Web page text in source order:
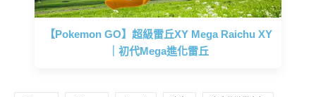
【Pokemon GO】超級雷丘XY Mega Raichu XY
｜初代Mega進化雷丘